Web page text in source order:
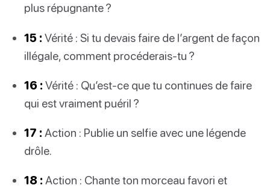
plus répugnante ?
15 : Vérité : Si tu devais faire de l’argent de façon
illégale, comment procéderais-tu ?
16 : Vérité : Qu’est-ce que tu continues de faire
qui est vraiment puéril ?
17 : Action : Publie un selfie avec une légende
drôle.
18 : Action : Chante ton morceau favori et